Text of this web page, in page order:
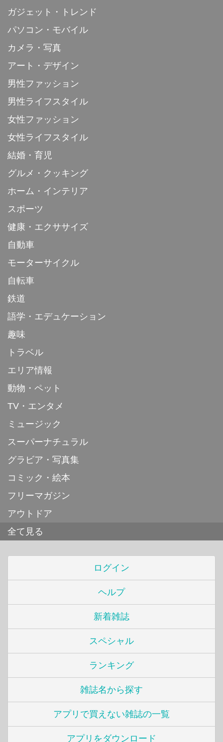
ガジェット・トレンド
パソコン・モバイル
カメラ・写真
アート・デザイン
男性ファッション
男性ライフスタイル
女性ファッション
女性ライフスタイル
結婚・育児
グルメ・クッキング
ホーム・インテリア
スポーツ
健康・エクササイズ
自動車
モーターサイクル
自転車
鉄道
語学・エデュケーション
趣味
トラベル
エリア情報
動物・ペット
TV・エンタメ
ミュージック
スーパーナチュラル
グラビア・写真集
コミック・絵本
フリーマガジン
アウトドア
全て見る
ログイン
ヘルプ
新着雑誌
スペシャル
ランキング
雑誌名から探す
アプリで買えない雑誌の一覧
アプリをダウンロード